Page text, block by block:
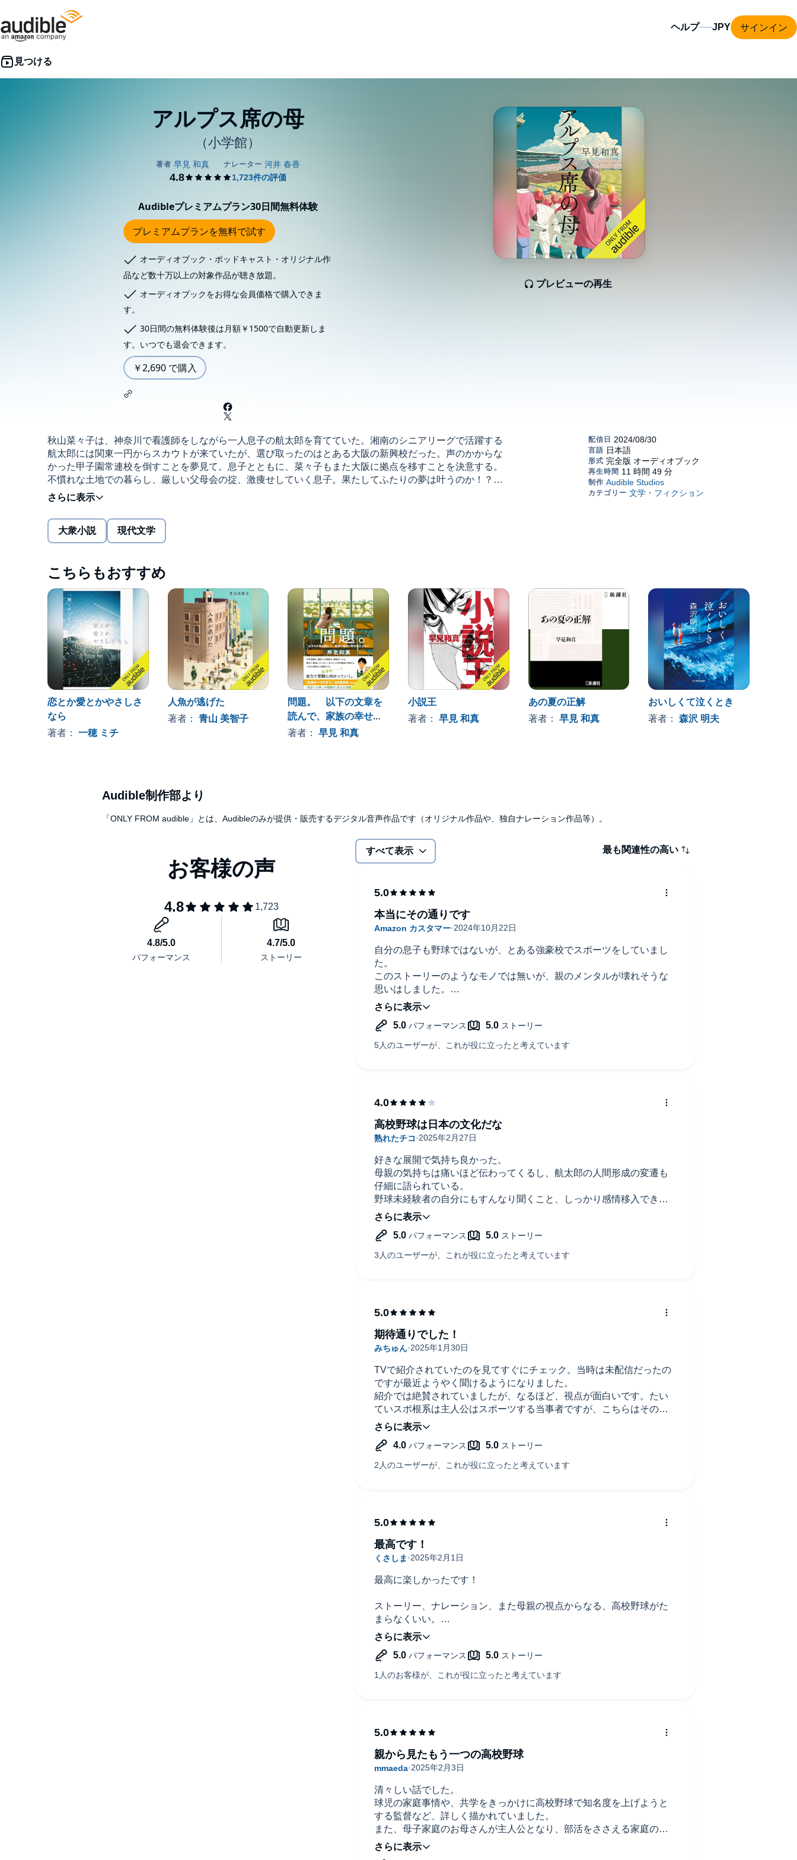
ヘルプ サインイン
アルプス席の母
（小学館）
プレビューの再生
Audibleプレミアムプラン30日間無料体験
プレミアムプランを無料で試す
オーディオブック・ポッドキャスト・オリジナル作
品など数十万以上の対象作品が聴き放題。
オーディオブックをお得な会員価格で購入できま
す。
30日間の無料体験後は月額￥1500で自動更新しま
す。いつでも退会できます。
￥2,690 で購入
秋山菜々子は、神奈川で看護師をしながら一人息子の航太郎を育てていた。湘南のシニアリーグで活躍する
航太郎には関東一円からスカウトが来ていたが、選び取ったのはとある大阪の新興校だった。声のかからな
かった甲子園常連校を倒すことを夢見て。息子とともに、菜々子もまた大阪に拠点を移すことを決意する。
不慣れな土地での暮らし、厳しい父母会の掟、激痩せしていく息子。果たしてふたりの夢は叶うのか！？
補欠球児の青春を描いたデビュー作『ひゃくはち』から15年。主人公は選手から母親に変わっても、描かれ
るのは生きることの屈託と大いなる人生賛歌！ かつて誰も読んだことのない著者渾身の高校野球小説が開
幕する。©Kazumasa Hayami 2024 (P)2024 Audible, Inc.
大衆小説
現代文学
こちらもおすすめ
恋とか愛とかやさしさ
なら
著者： 一穂 ミチ
人魚が逃げた
著者： 青山 美智子
問題。 以下の文章を
読んで、家族の幸せの
形を答えなさい
著者：早見 和真
小説王
著者： 早見 和真
あの夏の正解
著者： 早見 和真
おいしくて泣くとき
著者：森沢 明夫
Audible制作部より
「ONLY FROM audible」とは、Audibleのみが提供・販売するデジタル音声作品です（オリジナル作品や、独自ナレーション作品等）。
すべて表示 最も関連性の高い
自分の息子も野球ではないが、とある強豪校でスポーツをしていまし
た。
このストーリーのようなモノでは無いが、親のメンタルが壊れそうな
思いはしました。
この物語の主人公は母子家庭だが、見知らぬ土地で職場でも部活のマ
マ友でも都合よくいい人ばかりでしたね。実際にはそう都合よく上手
くいきません。
でも、実際にあり得ることも描かれています。あくまでも物語として
本当にその通りです
好きな展開で気持ち良かった。
母親の気持ちは痛いほど伝わってくるし、航太郎の人間形成の変遷も
仔細に語られている。
野球未経験者の自分にもすんなり聞くこと、しっかり感情移入できた
のは、高校野球がテーマであったからだと考える。
オカンいい息子をもったな！
高校野球は日本の文化だな
TVで紹介されていたのを見てすぐにチェック。当時は未配信だったの
ですが最近ようやく聞けるようになりました。
紹介では絶賛されていましたが、なるほど、視点が面白いです。たい
ていスポ根系は主人公はスポーツする当事者ですが、こちらはその母
親が主人公。母親目線での高校球児の成長過程が面白くまた感動的で
した。
期待通りでした！
最高に楽しかったです！
ストーリー、ナレーション、また母親の視点からなる、高校野球がた
まらなくいい。
ずっとずっと聴いていたい作品でした。
最高です！
清々しい話でした。
球児の家庭事情や、共学をきっかけに高校野球で知名度を上げようと
する監督など、詳しく描かれていました。
また、母子家庭のお母さんが主人公となり、部活をささえる家庭の大
変さや、怪我、手術、甲子園での活躍への描き方、みんな良かったで
す。
親から見たもう一つの高校野球